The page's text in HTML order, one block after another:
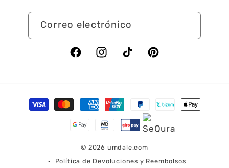
Correo electrónico
FacebookInstagramTikTok Pinterest
Formas
de
© 2026 umdale.com
Política de Devoluciones y Reembolsos